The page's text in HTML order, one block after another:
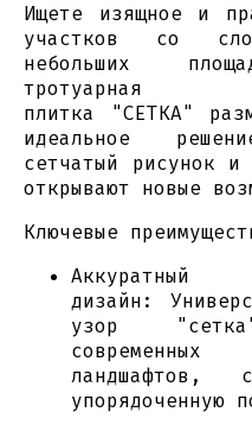
Ищете изящное и
участков со
небольших
тротуарная
плитка "СЕТКА"
идеальное
сетчатый рисунок и
открывают новые
Ключевые
дизайн:
узор
ландшафтов,
упорядоченную